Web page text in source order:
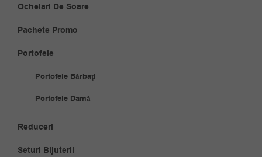
Ochelari De Soare
Pachete Promo
Portofele
Portofele Bărbați
Portofele Damă
Reduceri
Seturi Bijuterii